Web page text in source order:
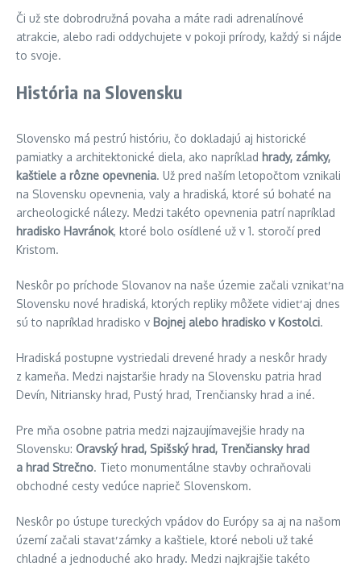
Či už ste dobrodružná povaha a máte radi adrenalínové
atrakcie, alebo radi oddychujete v pokoji prírody, každý si nájde
to svoje.
História na Slovensku
Slovensko má pestrú históriu, čo dokladajú aj historické
pamiatky a architektonické diela, ako napríklad hrady, zámky,
kaštiele a rôzne opevnenia. Už pred naším letopočtom vznikali
na Slovensku opevnenia, valy a hradiská, ktoré sú bohaté na
archeologické nálezy. Medzi takéto opevnenia patrí napríklad
hradisko Havránok, ktoré bolo osídlené už v 1. storočí pred
Kristom.
Neskôr po príchode Slovanov na naše územie začali vznikať na
Slovensku nové hradiská, ktorých repliky môžete vidieť aj dnes
sú to napríklad hradisko v Bojnej alebo hradisko v Kostolci.
Hradiská postupne vystriedali drevené hrady a neskôr hrady
z kameňa. Medzi najstaršie hrady na Slovensku patria hrad
Devín, Nitriansky hrad, Pustý hrad, Trenčiansky hrad a iné.
Pre mňa osobne patria medzi najzaujímavejšie hrady na
Slovensku: Oravský hrad, Spišský hrad, Trenčiansky hrad
a hrad Strečno. Tieto monumentálne stavby ochraňovali
obchodné cesty vedúce naprieč Slovenskom.
Neskôr po ústupe tureckých vpádov do Európy sa aj na našom
území začali stavať zámky a kaštiele, ktoré neboli už také
chladné a jednoduché ako hrady. Medzi najkrajšie takéto